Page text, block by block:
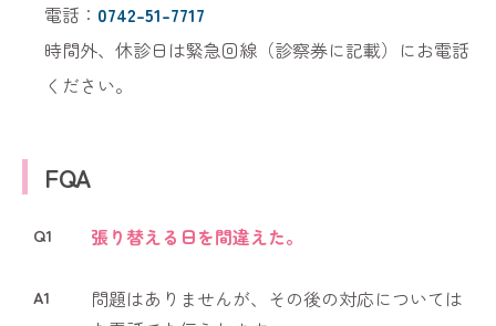
電話： 0742-51-7717
時間外、休診日は緊急回線（診察券に記載）にお電話
ください。
FQA
Q1 張り替える日を間違えた。
A1
問題はありませんが、その後の対応については